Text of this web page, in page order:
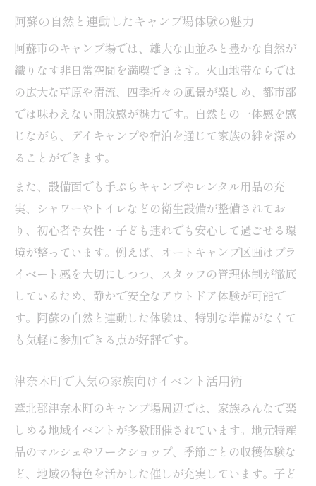
阿蘇の自然と連動したキャンプ場体験の魅力
阿蘇市のキャンプ場では、雄大な山並みと豊かな自然が
織りなす非日常空間を満喫できます。火山地帯ならでは
の広大な草原や清流、四季折々の風景が楽しめ、都市部
では味わえない開放感が魅力です。自然との一体感を感
じながら、デイキャンプや宿泊を通じて家族の絆を深め
ることができます。
また、設備面でも手ぶらキャンプやレンタル用品の充
実、シャワーやトイレなどの衛生設備が整備されてお
り、初心者や女性・子ども連れでも安心して過ごせる環
境が整っています。例えば、オートキャンプ区画はプラ
イベート感を大切にしつつ、スタッフの管理体制が徹底
しているため、静かで安全なアウトドア体験が可能で
す。阿蘇の自然と連動した体験は、特別な準備がなくて
も気軽に参加できる点が好評です。
津奈木町で人気の家族向けイベント活用術
葦北郡津奈木町のキャンプ場周辺では、家族みんなで楽
しめる地域イベントが多数開催されています。地元特産
品のマルシェやワークショップ、季節ごとの収穫体験な
ど、地域の特色を活かした催しが充実しています。子ど